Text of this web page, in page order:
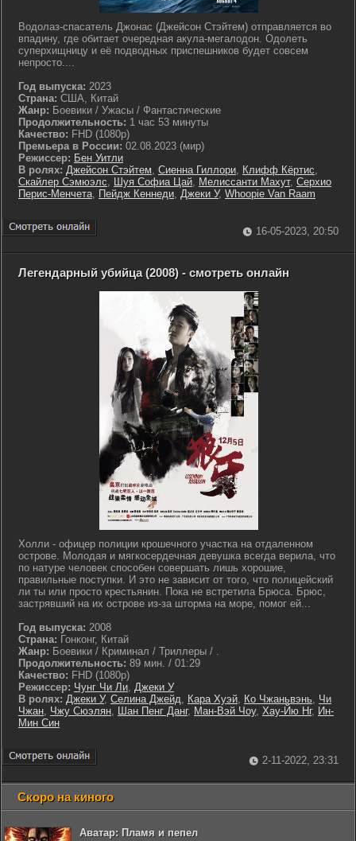
Водолаз-спасатель Джонас (Джейсон Стэйтем) отправляется во
впадину, где обитает очередная акула-мегалодон. Одолеть
суперхищницу и её подводных приспешников будет совсем
непросто....
Год выпуска: 2023
Страна: США, Китай
Жанр: Боевики / Ужасы / Фантастические
Продолжительность: 1 час 53 минуты
Качество: FHD (1080p)
Премьера в России: 02.08.2023 (мир)
Режиссер: Бен Уитли
В ролях: Джейсон Стэйтем, Сиенна Гиллори, Клифф Кёртис,
Скайлер Сэмюэлс, Шуя Софиа Цай, Мелиссанти Махут, Серхио
Перис-Менчета, Пейдж Кеннеди, Джеки У, Whoopie Van Raam
16-05-2023, 20:50
Легендарный убийца (2008) - смотреть онлайн
Холли - офицер полиции крошечного участка на отдаленном
острове. Молодая и мягкосердечная девушка всегда верила, что
по натуре человек способен совершать лишь хорошие,
правильные поступки. И это не зависит от того, что полицейский
ли ты или просто крестьянин. Пока не встретила Брюса. Брюс,
застрявший на их острове из-за шторма на море, помог ей...
Год выпуска: 2008
Страна: Гонконг, Китай
Жанр: Боевики / Криминал / Триллеры / .
Продолжительность: 89 мин. / 01:29
Качество: FHD (1080p)
Режиссер: Чунг Чи Ли, Джеки У
В ролях: Джеки У, Селина Джейд, Кара Хуэй, Ко Чжаньвэнь, Чи
Чжан, Чжу Сюэлян, Шан Пенг Данг, Ман-Вэй Чоу, Хау-Йю Нг, Ин-
Мин Син
2-11-2022, 23:31
Скоро на киного
Аватар: Пламя и пепел